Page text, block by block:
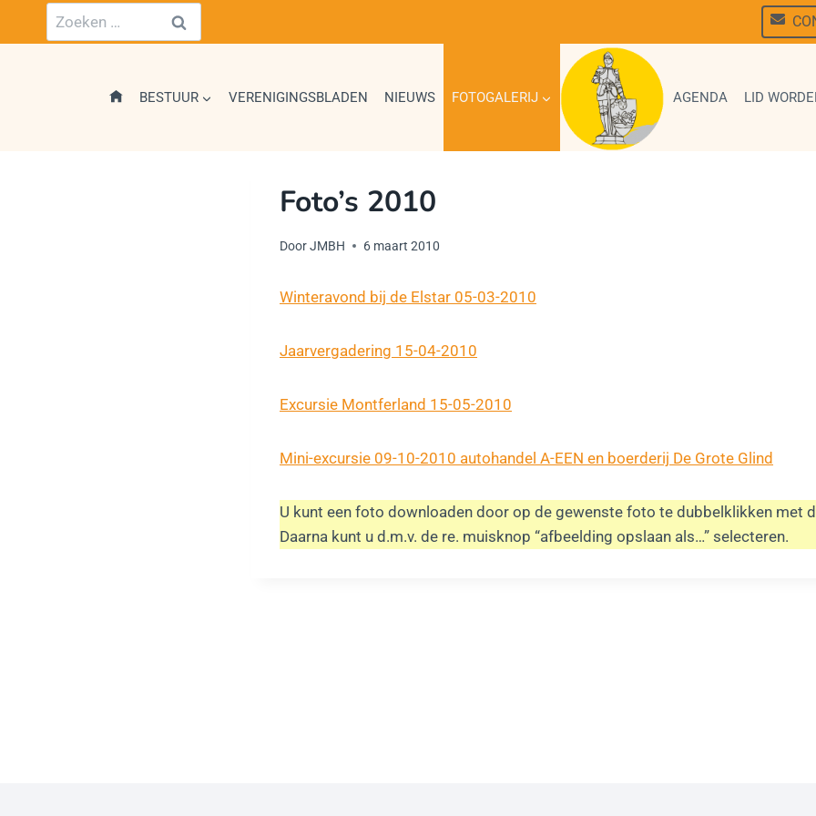
Zoeken
naar:
BESTUUR VERENIGINGSBLADEN NIEUWS FOTOGALERIJ AGENDA LID
Foto’s 2010
DoorJMBH 6 maart 2010
Winteravond bij de Elstar 05-03-2010
Jaarvergadering 15-04-2010
Excursie Montferland 15-05-2010
Mini-excursie 09-10-2010 autohandel A-EEN en boerderij De Grote Glind
U kunt een foto downloaden door op de gewenste foto te dubbelklikken met
Daarna kunt u d.m.v. de re. muisknop “afbeelding opslaan als…” selecteren.